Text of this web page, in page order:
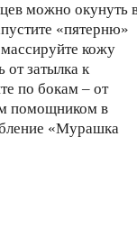
можно окунуть
«пятерню»
кожу
от затылка к
по бокам – от
помощником в
«Мурашка